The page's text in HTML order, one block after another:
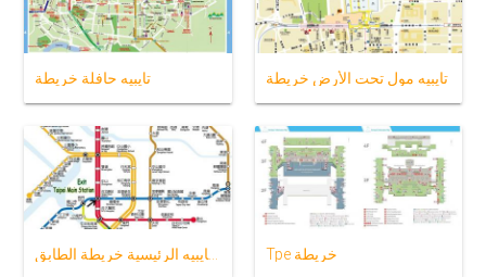
تايبيه حافلة خريطة تايبيه مول تحت الأرض خريطة
محطة تايبيه الرئيسية خريطة الطابق Tpe خريطة